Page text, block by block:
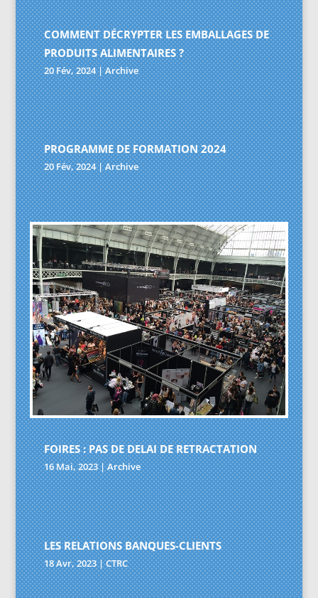
COMMENT DÉCRYPTER LES EMBALLAGES DE
PRODUITS ALIMENTAIRES ?
20 Fév, 2024|Archive
PROGRAMME DE FORMATION 2024
20 Fév, 2024|Archive
FOIRES : PAS DE DELAI DE RETRACTATION
16 Mai, 2023|Archive
LES RELATIONS BANQUES-CLIENTS
18 Avr, 2023|CTRC